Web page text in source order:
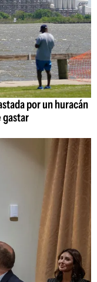
por un huracán
gastar